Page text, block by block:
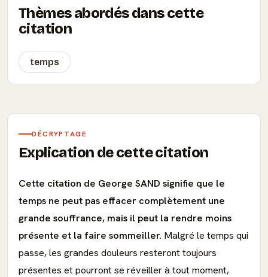
Thèmes abordés dans cette
citation
temps
DÉCRYPTAGE
Explication de cette citation
Cette citation de George SAND signifie que le
temps ne peut pas effacer complètement une
grande souffrance, mais il peut la rendre moins
présente et la faire sommeiller. Malgré le temps qui
passe, les grandes douleurs resteront toujours
présentes et pourront se réveiller à tout moment,